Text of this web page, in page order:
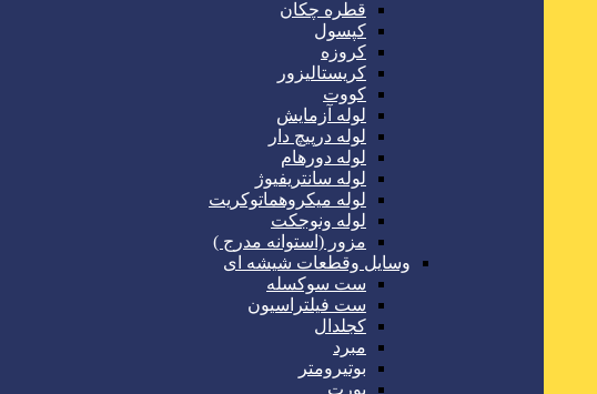
قطره چکان
کپسول
کروزه
کریستالیزور
کووت
لوله آزمایش
لوله درپیچ دار
لوله دورهام
لوله سانتریفیوژ
لوله میکروهماتوکریت
لوله ونوجکت
مزور (استوانه مدرج )
وسایل وقطعات شیشه ای
ست سوکسله
ست فیلتراسیون
کجلدال
مبرد
بوتیرومتر
بورت